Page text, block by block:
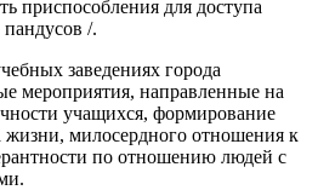
приспособления для доступа
/.
заведениях города
мероприятия, направленные на
учащихся, формирование
жизни, милосердного отношения к
по отношению людей с